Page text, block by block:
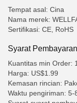
Tempat asal: Cina
Nama merek:
Sertifikasi: CE, RoHS
Syarat
Kuantitas min Order:
Harga: US$1.99
Kemasan rincian:
Waktu pengiriman: 5-